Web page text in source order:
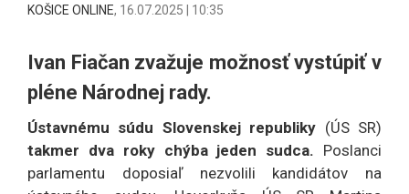
KOŠICE ONLINE, 16.07.2025 | 10:35
Ivan Fiačan zvažuje možnosť vystúpiť v
pléne Národnej rady.
Ústavnému súdu Slovenskej republiky (ÚS SR)
takmer dva roky chýba jeden sudca. Poslanci
parlamentu doposiaľ nezvolili kandidátov na